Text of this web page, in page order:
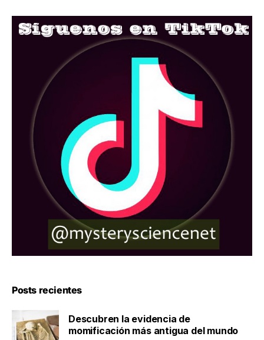
Posts recientes
Descubren la evidencia de
momificación más antigua del mundo